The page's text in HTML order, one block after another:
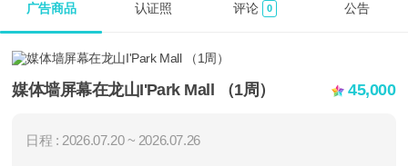
广告商品 认证照 评论 0 公告
媒体墙屏幕在龙山I'Park Mall （1周） 45,000
日程 : 2026.07.20 ~ 2026.07.26